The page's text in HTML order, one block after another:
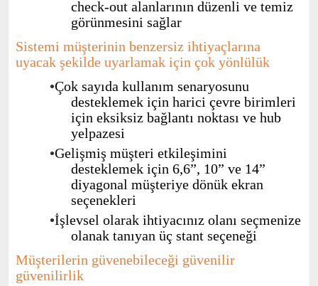
check-out alanlarının düzenli ve temiz
görünmesini sağlar
Sistemi müşterinin benzersiz ihtiyaçlarına
uyacak şekilde uyarlamak için çok yönlülük
•Çok sayıda kullanım senaryosunu
desteklemek için harici çevre birimleri
için eksiksiz bağlantı noktası ve hub
yelpazesi
•Gelişmiş müşteri etkileşimini
desteklemek için 6,6”, 10” ve 14”
diyagonal müşteriye dönük ekran
seçenekleri
•İşlevsel olarak ihtiyacınız olanı seçmenize
olanak tanıyan üç stant seçeneği
Müşterilerin güvenebileceği güvenilir
güvenilirlik